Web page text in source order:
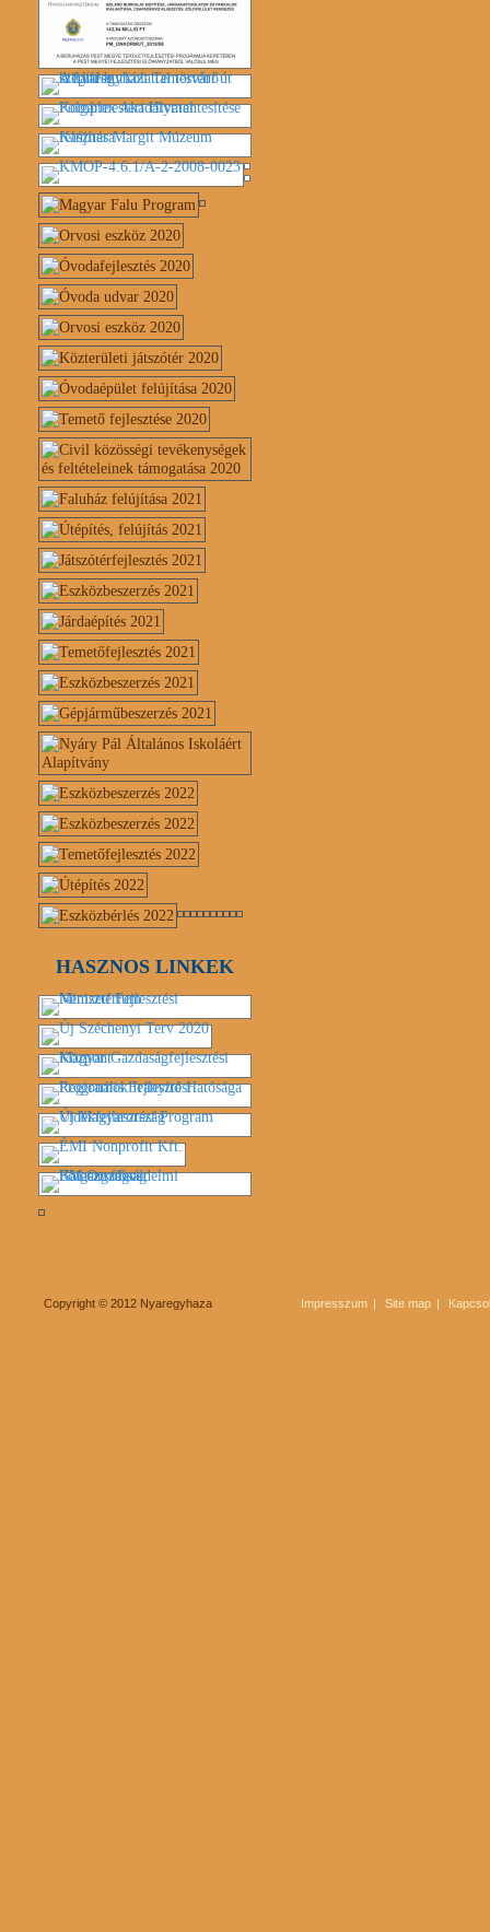
HASZNOS LINKEK
Copyright © 2012 Nyaregyhaza Impresszum Site map